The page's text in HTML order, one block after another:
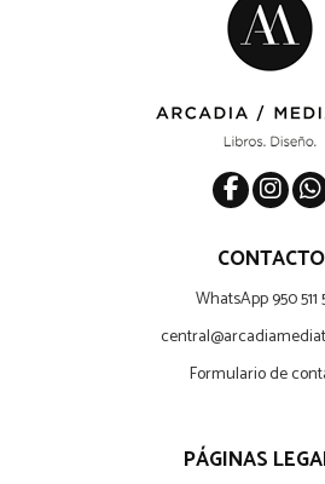
CONTACTO
WhatsApp 950 511
Formulario de
PÁGINAS